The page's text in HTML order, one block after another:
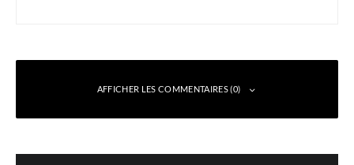
AFFICHER LES COMMENTAIRES (0)